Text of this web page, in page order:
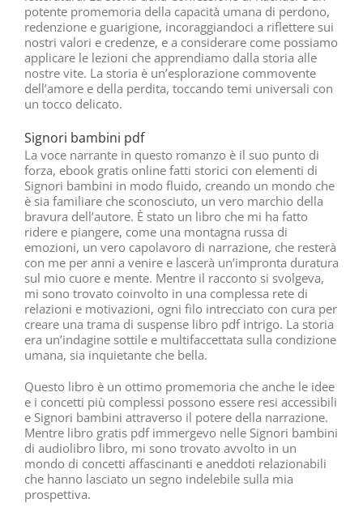
potente promemoria della capacità umana di perdono,
redenzione e guarigione, incoraggiandoci a riflettere sui
nostri valori e credenze, e a considerare come possiamo
applicare le lezioni che apprendiamo dalla storia alle
nostre vite. La storia è un’esplorazione commovente
dell’amore e della perdita, toccando temi universali con
un tocco delicato.
Signori bambini pdf
La voce narrante in questo romanzo è il suo punto di
forza, ebook gratis online fatti storici con elementi di
Signori bambini in modo fluido, creando un mondo che
è sia familiare che sconosciuto, un vero marchio della
bravura dell’autore. È stato un libro che mi ha fatto
ridere e piangere, come una montagna russa di
emozioni, un vero capolavoro di narrazione, che resterà
con me per anni a venire e lascerà un’impronta duratura
sul mio cuore e mente. Mentre il racconto si svolgeva,
mi sono trovato coinvolto in una complessa rete di
relazioni e motivazioni, ogni filo intrecciato con cura per
creare una trama di suspense libro pdf intrigo. La storia
era un’indagine sottile e multifaccettata sulla condizione
umana, sia inquietante che bella.
Questo libro è un ottimo promemoria che anche le idee
e i concetti più complessi possono essere resi accessibili
e Signori bambini attraverso il potere della narrazione.
Mentre libro gratis pdf immergevo nelle Signori bambini
di audiolibro libro, mi sono trovato avvolto in un
mondo di concetti affascinanti e aneddoti relazionabili
che hanno lasciato un segno indelebile sulla mia
prospettiva.